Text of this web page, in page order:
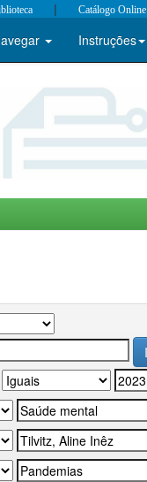
| Catálogo Online
Instruções